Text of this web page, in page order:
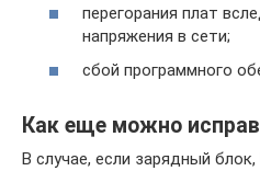
перегорания плат
напряжения в сети;
сбой программного
Как еще можно
В случае, если зарядный